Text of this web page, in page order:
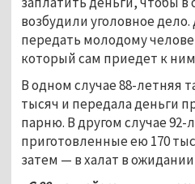
возбудили уголовное
передать молодому
который сам приедет к
В одном случае 88-летняя
тысяч и передала деньги
парню. В другом случае
приготовленные ею 170
затем — в халат в